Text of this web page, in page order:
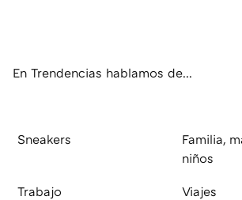
En Trendencias hablamos de...
Sneakers
Familia,
niños
Trabajo Viajes